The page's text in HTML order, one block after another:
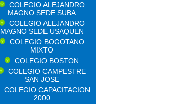
COLEGIO ALEJANDRO
MAGNO SEDE SUBA
COLEGIO ALEJANDRO
MAGNO SEDE USAQUEN
COLEGIO BOGOTANO
MIXTO
COLEGIO BOSTON
COLEGIO CAMPESTRE
SAN JOSE
COLEGIO CAPACITACION
2000